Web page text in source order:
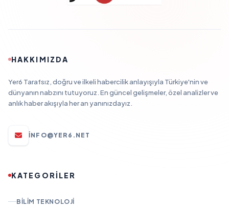
HAKKIMIZDA
Yer6 Tarafsız, doğru ve ilkeli habercilik anlayışıyla Türkiye'nin ve
dünyanın nabzını tutuyoruz. En güncel gelişmeler, özel analizler ve
anlık haber akışıyla her an yanınızdayız.
INFO@YER6.NET
KATEGORİLER
BILIM TEKNOLOJI